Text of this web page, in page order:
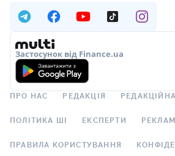
Застосунок від Finance.ua
ПРО НАС РЕДАКЦІЯ
ПОЛІТИКА ШІ ЕКСПЕРТИ
ПРАВИЛА КОРИСТУВАННЯ